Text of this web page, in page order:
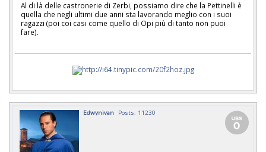
Al di là delle castronerie di Zerbi, possiamo dire che la Pettinelli è
quella che negli ultimi due anni sta lavorando meglio con i suoi
ragazzi (poi coi casi come quello di Opi più di tanto non puoi
fare).
Edwynivan Posts: 11230